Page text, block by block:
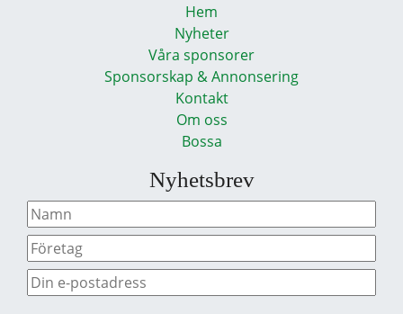
Hem
Nyheter
Våra sponsorer
Sponsorskap & Annonsering
Kontakt
Om oss
Bossa
Nyhetsbrev